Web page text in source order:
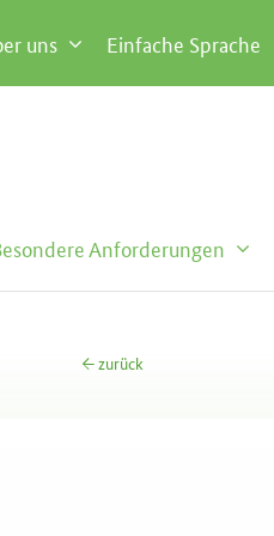
uns Einfache Sprache
Anforderungen
← zurück